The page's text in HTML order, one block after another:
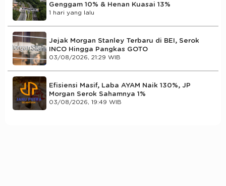
Genggam 10% & Henan Kuasai 13%
1 hari yang lalu
Jejak Morgan Stanley Terbaru di BEI, Serok
INCO Hingga Pangkas GOTO
03/08/2026, 21:29 WIB
Efisiensi Masif, Laba AYAM Naik 130%, JP
Morgan Serok Sahamnya 1%
03/08/2026, 19:49 WIB